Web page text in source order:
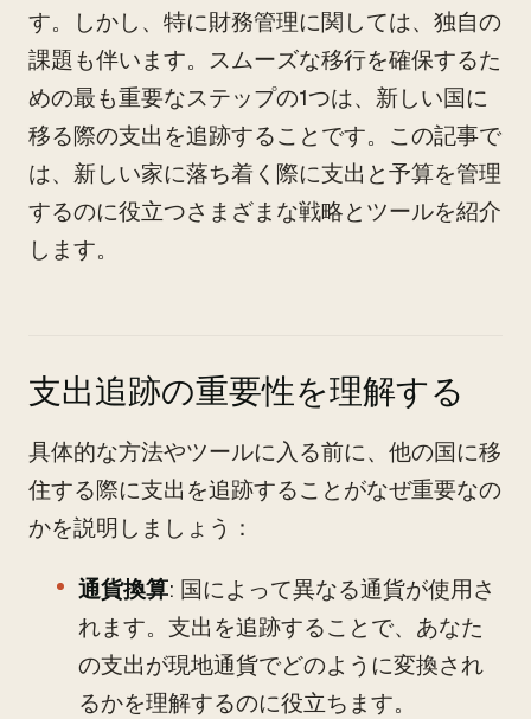
す。しかし、特に財務管理に関しては、独自の
課題も伴います。スムーズな移行を確保するた
めの最も重要なステップの1つは、新しい国に
移る際の支出を追跡することです。この記事で
は、新しい家に落ち着く際に支出と予算を管理
するのに役立つさまざまな戦略とツールを紹介
します。
支出追跡の重要性を理解する
具体的な方法やツールに入る前に、他の国に移
住する際に支出を追跡することがなぜ重要なの
かを説明しましょう：
通貨換算: 国によって異なる通貨が使用さ
れます。支出を追跡することで、あなた
の支出が現地通貨でどのように変換され
るかを理解するのに役立ちます。